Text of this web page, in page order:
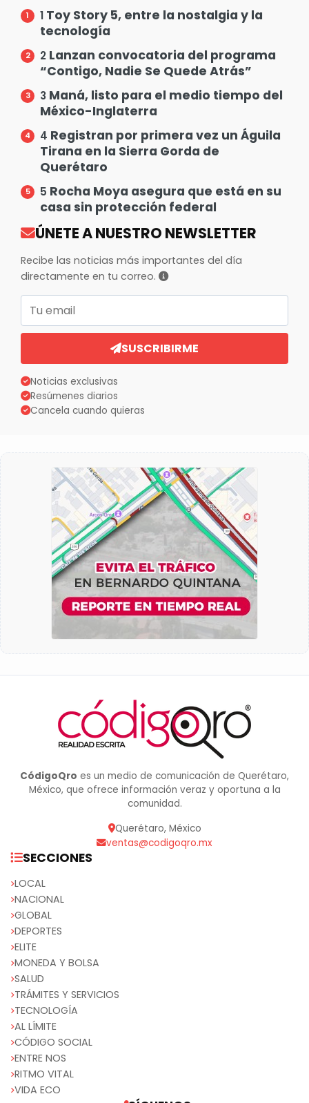
1 Toy Story 5, entre la nostalgia y la
tecnología
2 Lanzan convocatoria del programa
“Contigo, Nadie Se Quede Atrás”
3 Maná, listo para el medio tiempo del
México-Inglaterra
4 Registran por primera vez un Águila
Tirana en la Sierra Gorda de
Querétaro
5 Rocha Moya asegura que está en su
casa sin protección federal
ÚNETE A NUESTRO NEWSLETTER
Recibe las noticias más importantes del día
directamente en tu correo.
Correo electrónico
SUSCRIBIRME
Noticias exclusivas
Resúmenes diarios
Cancela cuando quieras
CódigoQro es un medio de comunicación de Querétaro,
México, que ofrece información veraz y oportuna a la
comunidad.
Querétaro, México
ventas@codigoqro.mx
SECCIONES
LOCAL
NACIONAL
GLOBAL
DEPORTES
ELITE
MONEDA Y BOLSA
SALUD
TRÁMITES Y SERVICIOS
TECNOLOGÍA
AL LÍMITE
CÓDIGO SOCIAL
ENTRE NOS
RITMO VITAL
VIDA ECO